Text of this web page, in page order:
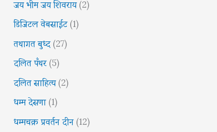
डिजिटल वेबसाईट(1)
तथागत बुध्द(27)
दलित पँथर(5)
दलित साहित्य(2)
धम्म देसणा(1)
धम्मचक्र प्रवर्तन दीन(12)